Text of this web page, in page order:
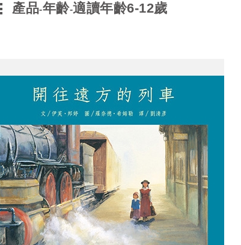
產品-年齡-適讀年齡6-12歲